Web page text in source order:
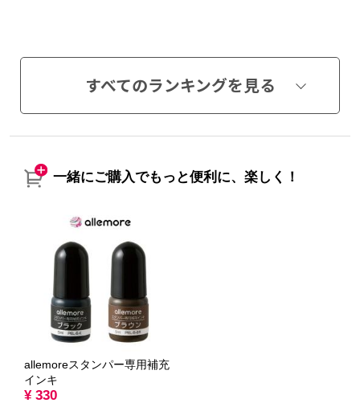
すべてのランキングを見る
一緒にご購入でもっと便利に、楽しく！
allemoreスタンパー専用補充
インキ
¥ 330